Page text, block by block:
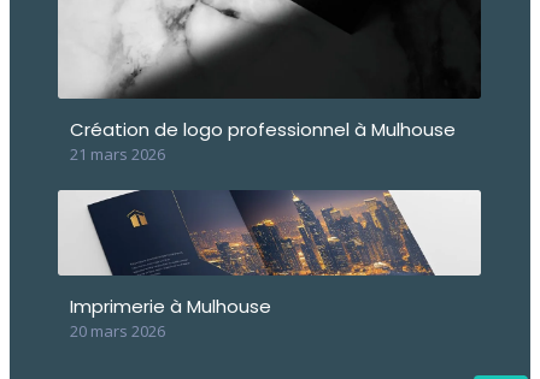
Création de logo professionnel à Mulhouse
21 mars 2026
Imprimerie à Mulhouse
20 mars 2026